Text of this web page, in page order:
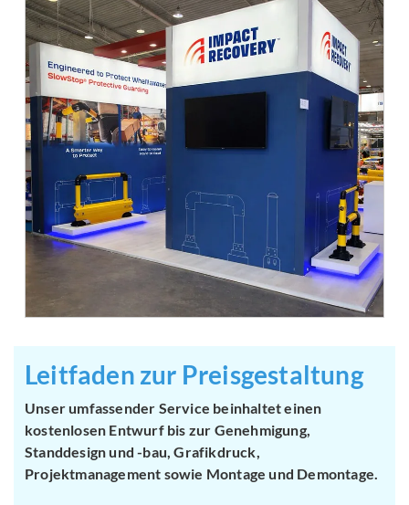
Leitfaden zur Preisgestaltung
Unser umfassender Service beinhaltet einen
kostenlosen Entwurf bis zur Genehmigung,
Standdesign und -bau, Grafikdruck,
Projektmanagement sowie Montage und Demontage.